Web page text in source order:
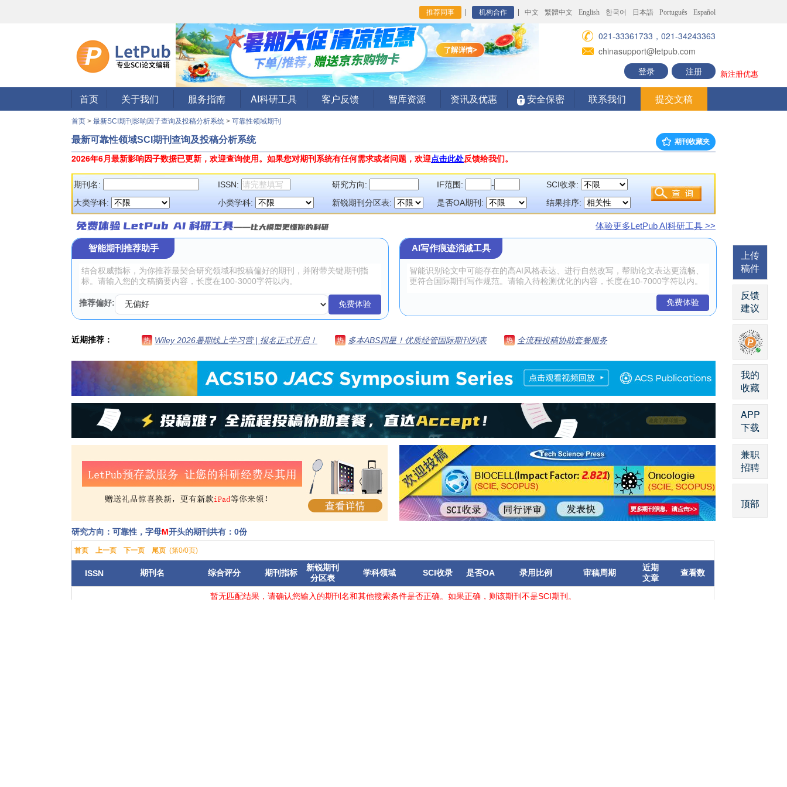
推荐同事 机构合作 中文 繁體中文 English 한국어 日本語 Português Español
021-33361733，021-34243363
chinasupport@letpub.com
登录
注册 新注册优惠
首页 关于我们 服务指南 AI科研工具 客户反馈 智库资源 资讯及优惠 安全保密 联系我们 提交文稿
首页 > 最新SCI期刊影响因子查询及投稿分析系统 > 可靠性领域期刊
最新可靠性领域SCI期刊查询及投稿分析系统 期刊收藏夹
2026年6月最新影响因子数据已更新，欢迎查询使用。 如果您对期刊系统有任何需求或者问题，欢迎点击此处反馈给我们。
期刊名: ISSN: 研究方向: IF范围: -
SCI收录:
大类学科:
小类学科: 新锐期刊分区表: 是否OA期刊: 结果排序:
体验更多LetPub AI科研工具 >>
智能期刊推荐助手
推荐偏好: 免费体验
AI写作痕迹消减工具
免费体验
近期推荐： 热 Wiley 2026暑期线上学习营 | 报名正式开启！ 热 多本ABS四星！优质经管国际期刊列表 热 全流程投稿协助套餐服务
研究方向：可靠性，字母M开头的期刊共有：0份
首页 上一页 下一页 尾页 (第0/0页)
ISSN 期刊名 综合评分 期刊指标
新锐期刊
分区表
学科领域 SCI收录 是否OA 录用比例 审稿周期
近期
文章
查看数
暂无匹配结果，请确认您输入的期刊名和其他搜索条件是否正确。如果正确，则该期刊不是SCI期刊。
上传
稿件
反馈
建议
我的
收藏
APP
下载
兼职
招聘
顶部